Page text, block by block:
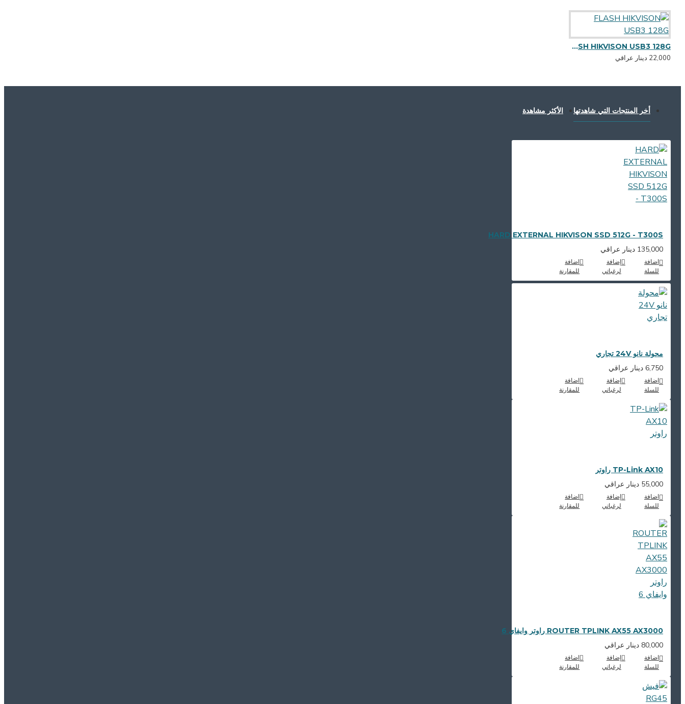
FLASH HIKVISON USB3 128G
22,000 دينار عراقي
أخر المنتجات التي شاهدتها الأكثر مشاهدة
HARD EXTERNAL HIKVISON SSD 512G - T300S
135,000 دينار عراقي
اضافة
للسلة
إضافة
لرغباتي
اضافة
للمقارنة
محولة نانو 24V تجاري
6,750 دينار عراقي
اضافة
للسلة
إضافة
لرغباتي
اضافة
للمقارنة
TP-Link AX10 راوتر
55,000 دينار عراقي
اضافة
للسلة
إضافة
لرغباتي
اضافة
للمقارنة
ROUTER TPLINK AX55 AX3000 راوتر وايفاي 6
80,000 دينار عراقي
اضافة
للسلة
إضافة
لرغباتي
اضافة
للمقارنة